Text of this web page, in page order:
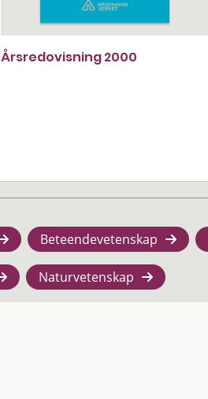
Årsredovisning 2000
Beteendevetenskap
Naturvetenskap